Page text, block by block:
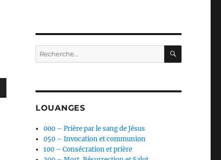
Recherche
pour :
LOUANGES
000 – Prière par le sang de Jésus
050 – Invocation et communion
100 – Consécration et prière